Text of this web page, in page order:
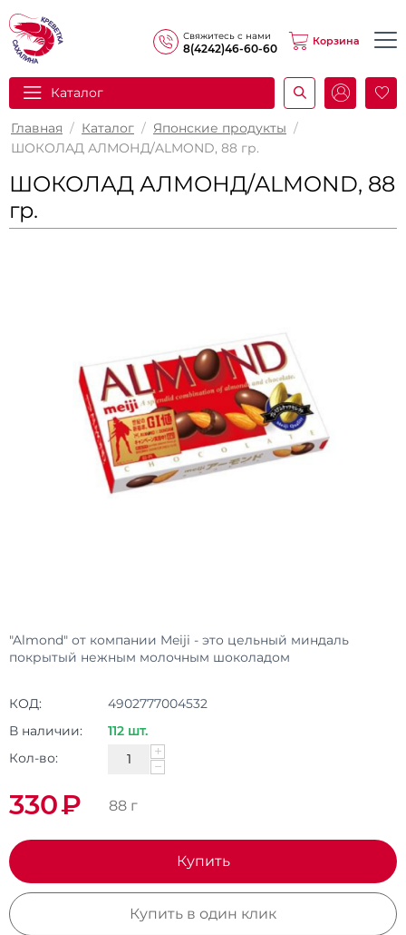
Свяжитесь с нами
8(4242)46-60-60
Корзина
Каталог
Главная / Каталог / Японские продукты /
ШОКОЛАД АЛМОНД/ALMOND, 88 гр.
ШОКОЛАД АЛМОНД/ALMOND, 88
гр.
"Almond" от компании Meiji - это цельный миндаль
покрытый нежным молочным шоколадом
КОД:
4902777004532
В наличии:
112 шт.
Кол-во:
+
−
330₽ 88 г
Купить
Купить в один клик